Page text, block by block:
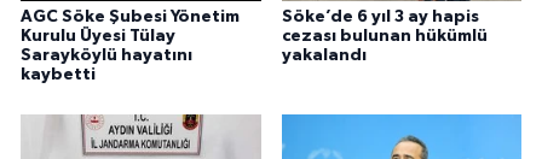
AGC Söke Şubesi Yönetim
Kurulu Üyesi Tülay
Sarayköylü hayatını
kaybetti
Söke’de 6 yıl 3 ay hapis
cezası bulunan hükümlü
yakalandı